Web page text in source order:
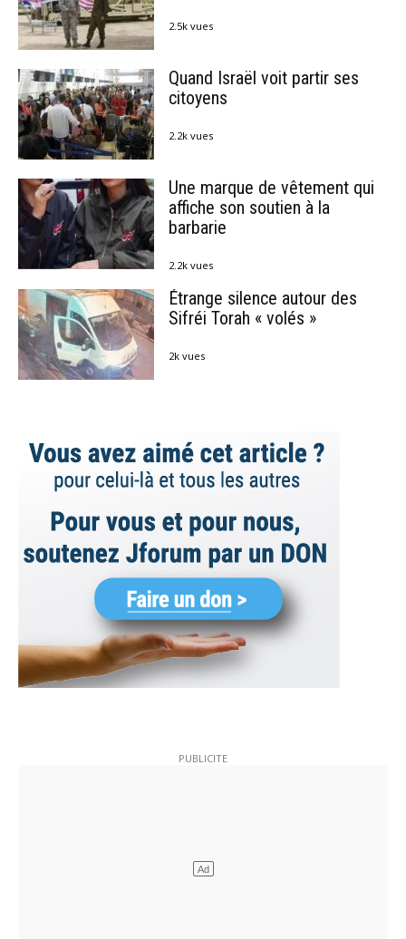
2.5k vues
Quand Israël voit partir ses
citoyens
2.2k vues
Une marque de vêtement qui
affiche son soutien à la
barbarie
2.2k vues
Étrange silence autour des
Sifréi Torah « volés »
2k vues